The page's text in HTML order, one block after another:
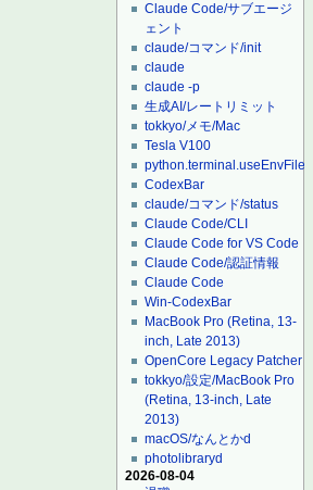
Claude Code/サブエージ
ェント
claude/コマンド/init
claude
claude -p
生成AI/レートリミット
tokkyo/メモ/Mac
Tesla V100
python.terminal.useEnvFile
CodexBar
claude/コマンド/status
Claude Code/CLI
Claude Code for VS Code
Claude Code/認証情報
Claude Code
Win-CodexBar
MacBook Pro (Retina, 13-
inch, Late 2013)
OpenCore Legacy Patcher
tokkyo/設定/MacBook Pro
(Retina, 13-inch, Late
2013)
macOS/なんとかd
photolibraryd
2026-08-04